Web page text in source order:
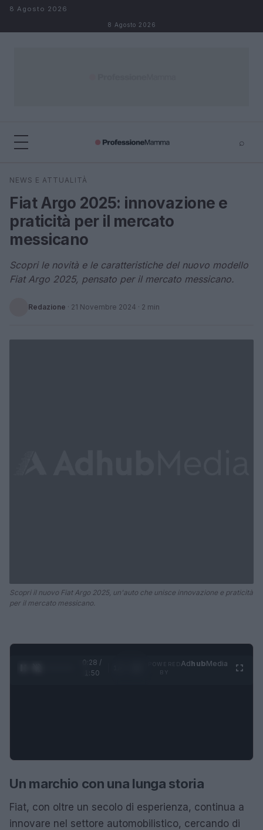
Salta al contenuto
8 Agosto 2026
8 Agosto 2026
⌕
Cerca
NEWS E ATTUALITÀ
Fiat Argo 2025: innovazione e
praticità per il mercato
messicano
Scopri le novità e le caratteristiche del nuovo modello
Fiat Argo 2025, pensato per il mercato messicano.
Redazione · 21 Novembre 2024 · 2 min
Scopri il nuovo Fiat Argo 2025, un'auto che unisce innovazione e praticità
per il mercato messicano.
0:29 /
1:50
AdhubMedia
Un marchio con una lunga storia
Fiat, con oltre un secolo di esperienza, continua a
innovare nel settore automobilistico, cercando di